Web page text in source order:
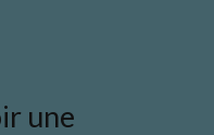
une